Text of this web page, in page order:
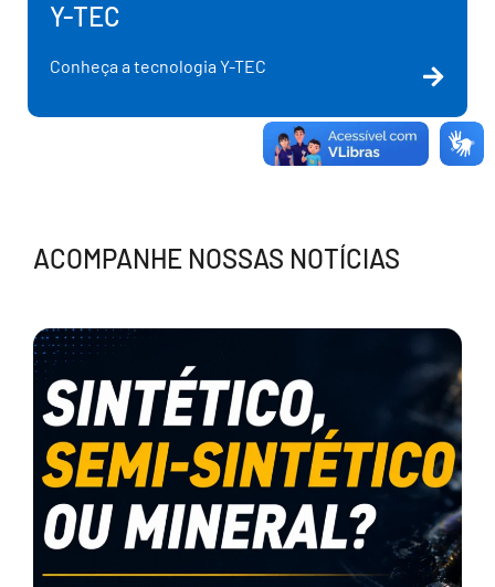
Y-TEC
Conheça a tecnologia Y-TEC
ACOMPANHE NOSSAS NOTÍCIAS